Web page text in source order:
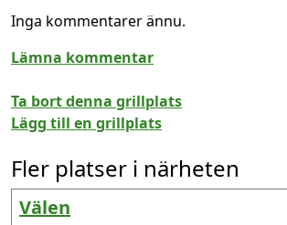
Inga kommentarer ännu.
Lämna kommentar
Ta bort denna grillplats
Lägg till en grillplats
Fler platser i närheten
Välen